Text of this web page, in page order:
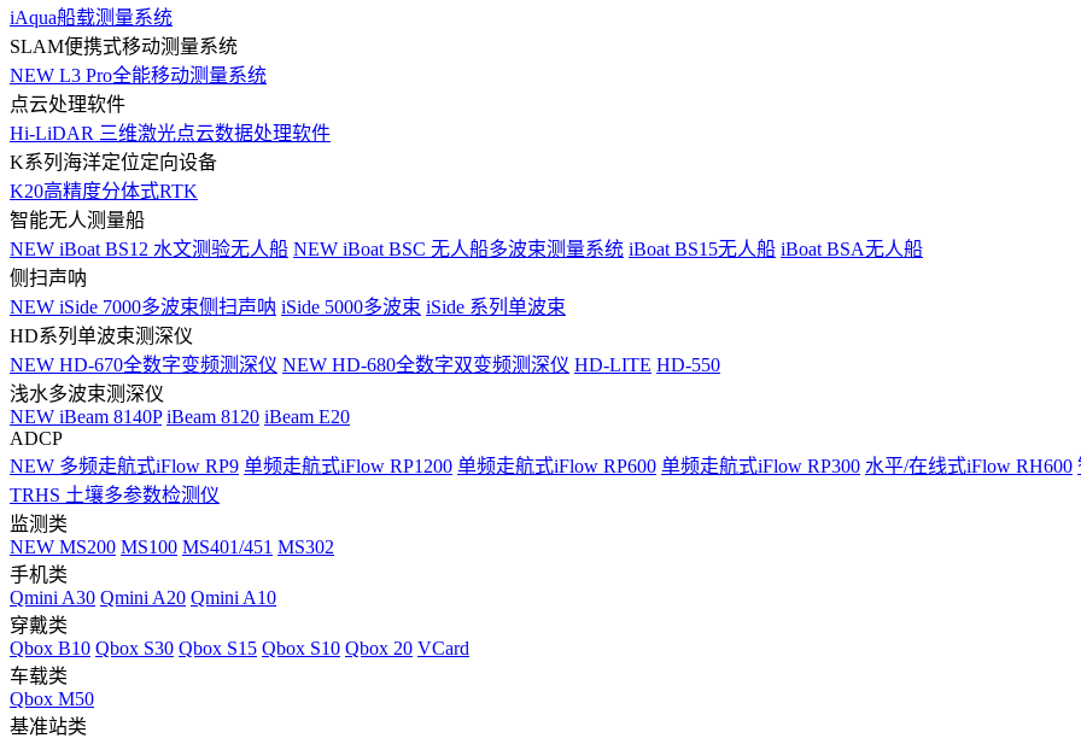
iAqua船载测量系统
SLAM便携式移动测量系统
NEW L3 Pro全能移动测量系统
点云处理软件
Hi-LiDAR 三维激光点云数据处理软件
K系列海洋定位定向设备
K20高精度分体式RTK
智能无人测量船
NEW iBoat BS12 水文测验无人船 NEW iBoat BSC 无人船多波束测量系统 iBoat BS15无人船 iBoat BSA无人船
侧扫声呐
NEW iSide 7000多波束侧扫声呐 iSide 5000多波束 iSide 系列单波束
HD系列单波束测深仪
NEW HD-670全数字变频测深仪 NEW HD-680全数字双变频测深仪 HD-LITE HD-550
浅水多波束测深仪
NEW iBeam 8140P iBeam 8120 iBeam E20
ADCP
NEW 多频走航式iFlow RP9 单频走航式iFlow RP1200 单频走航式iFlow RP600 单频走航式iFlow RP300 水平/在线式iFlow RH600
TRHS 土壤多参数检测仪
监测类
NEW MS200 MS100 MS401/451 MS302
手机类
Qmini A30 Qmini A20 Qmini A10
穿戴类
Qbox B10 Qbox S30 Qbox S15 Qbox S10 Qbox 20 VCard
车载类
Qbox M50
基准站类